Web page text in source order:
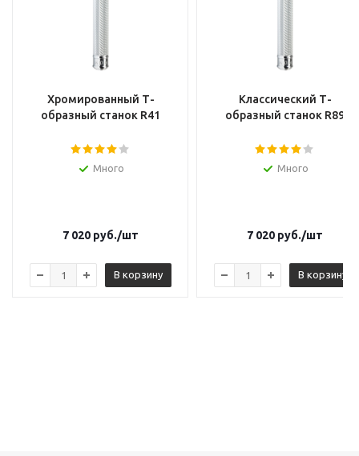
Хромированный Т-
образный станок R41
Много
7 020 руб./шт
В корзину
Классический Т-
образный станок R89
Много
7 020 руб./шт
В корзину